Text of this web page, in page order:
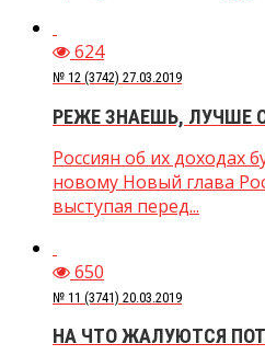
624
№ 12 (3742) 27.03.2019
РЕЖЕ ЗНАЕШЬ, ЛУЧШЕ
Россиян об их доходах
новому Новый глава
выступая перед...
650
№ 11 (3741) 20.03.2019
НА ЧТО ЖАЛУЮТСЯ